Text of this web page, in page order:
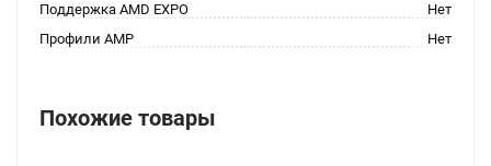
Поддержка AMD EXPO
Нет
Профили AMP
Нет
Похожие товары